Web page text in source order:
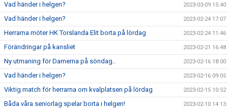
Vad händer i helgen? 2023-03-09 15:40
Vad händer i helgen? 2023-02-24 17:07
Herrarna möter HK Torslanda Elit borta på lördag 2023-02-24 11:46
Förändringar på kansliet 2023-02-21 16:48
Ny utmaning för Damerna på söndag.. 2023-02-16 18:00
Vad händer i helgen? 2023-02-16 09:05
Viktig match för herrarna om kvalplatsen på lördag 2023-02-15 10:52
Båda våra seniorlag spelar borta i helgen! 2023-02-10 14:13